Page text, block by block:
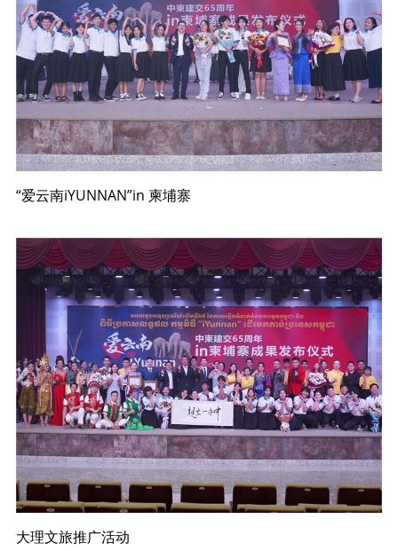
“爱云南iYUNNAN”in 柬埔寨
大理文旅推广活动